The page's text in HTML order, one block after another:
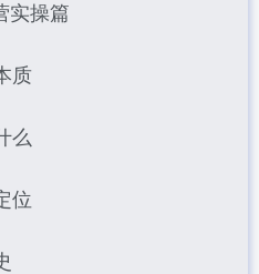
实操篇
质
么
位